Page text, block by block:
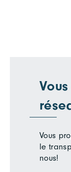
Vous
le
nous!